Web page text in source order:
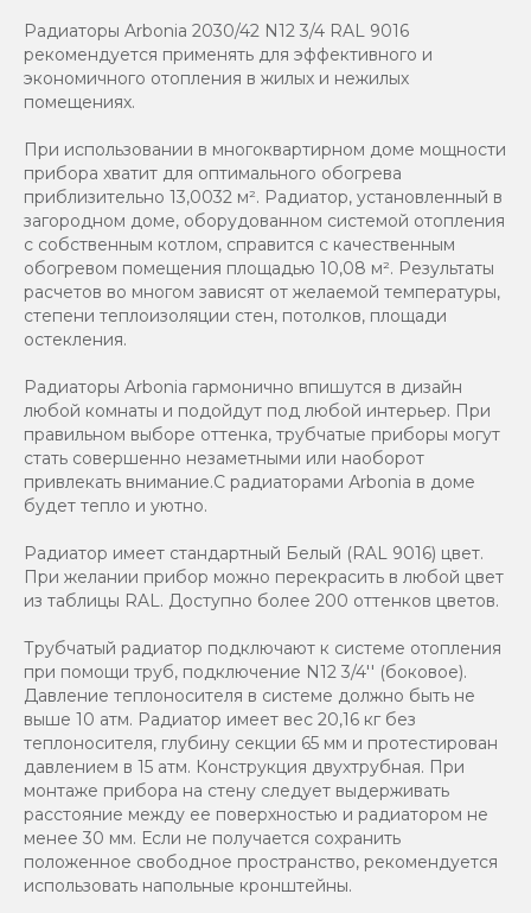
Радиаторы Arbonia 2030/42 N12 3/4 RAL 9016
рекомендуется применять для эффективного и
экономичного отопления в жилых и нежилых
помещениях.
При использовании в многоквартирном доме мощности
прибора хватит для оптимального обогрева
приблизительно 13,0032 м². Радиатор, установленный в
загородном доме, оборудованном системой отопления
с собственным котлом, справится с качественным
обогревом помещения площадью 10,08 м². Результаты
расчетов во многом зависят от желаемой температуры,
степени теплоизоляции стен, потолков, площади
остекления.
Радиаторы Arbonia гармонично впишутся в дизайн
любой комнаты и подойдут под любой интерьер. При
правильном выборе оттенка, трубчатые приборы могут
стать совершенно незаметными или наоборот
привлекать внимание.С радиаторами Аrbonia в доме
будет тепло и уютно.
Радиатор имеет стандартный Белый (RAL 9016) цвет.
При желании прибор можно перекрасить в любой цвет
из таблицы RAL. Доступно более 200 оттенков цветов.
Трубчатый радиатор подключают к системе отопления
при помощи труб, подключение N12 3/4'' (боковое).
Давление теплоносителя в системе должно быть не
выше 10 атм. Радиатор имеет вес 20,16 кг без
теплоносителя, глубину секции 65 мм и протестирован
давлением в 15 атм. Конструкция двухтрубная. При
монтаже прибора на стену следует выдерживать
расстояние между ее поверхностью и радиатором не
менее 30 мм. Если не получается сохранить
положенное свободное пространство, рекомендуется
использовать напольные кронштейны.